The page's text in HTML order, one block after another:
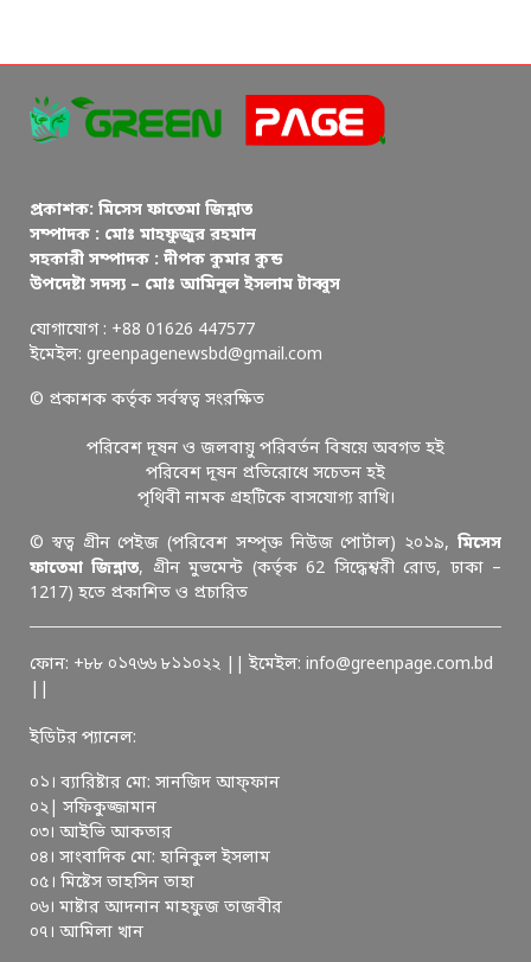
প্রকাশক: মিসেস ফাতেমা জিন্নাত
সম্পাদক : মোঃ মাহফুজুর রহমান
সহকারী সম্পাদক : দীপক কুমার কুন্ড
উপদেষ্টা সদস্য – মোঃ আমিনুল ইসলাম টাব্বুস
যোগাযোগ : +88 01626 447577
ইমেইল: greenpagenewsbd@gmail.com
© প্রকাশক কর্তৃক সর্বস্বত্ব সংরক্ষিত
পরিবেশ দূষন ও জলবায়ু পরিবর্তন বিষয়ে অবগত হই
পরিবেশ দূষন প্রতিরোধে সচেতন হই
পৃথিবী নামক গ্রহটিকে বাসযোগ্য রাখি।
© স্বত্ব গ্রীন পেইজ (পরিবেশ সম্পৃক্ত নিউজ পোর্টাল) ২০১৯, মিসেস
ফাতেমা জিন্নাত, গ্রীন মুভমেন্ট (কর্তৃক 62 সিদ্ধেশ্বরী রোড, ঢাকা –
1217) হতে প্রকাশিত ও প্রচারিত
ফোন: +৮৮ ০১৭৬৬ ৮১১০২২ || ইমেইল: info@greenpage.com.bd
ইডিটর প্যানেল:
০১। ব্যারিষ্টার মো: সানজিদ আফ্ফান
০২| সফিকুজ্জামান
০৩। আইভি আকতার
০৪। সাংবাদিক মো: হানিকুল ইসলাম
০৫। মিষ্টেস তাহসিন তাহা
০৬। মাষ্টার আদনান মাহফুজ তাজবীর
০৭। আমিলা খান